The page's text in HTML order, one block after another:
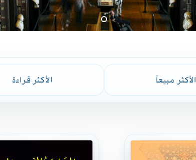
الأكثر مبيعاً الأكثر قراءة